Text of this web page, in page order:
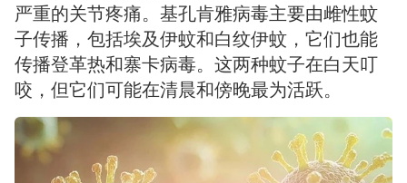
严重的关节疼痛。基孔肯雅病毒主要由雌性蚊
子传播，包括埃及伊蚊和白纹伊蚊，它们也能
传播登革热和寨卡病毒。这两种蚊子在白天叮
咬，但它们可能在清晨和傍晚最为活跃。